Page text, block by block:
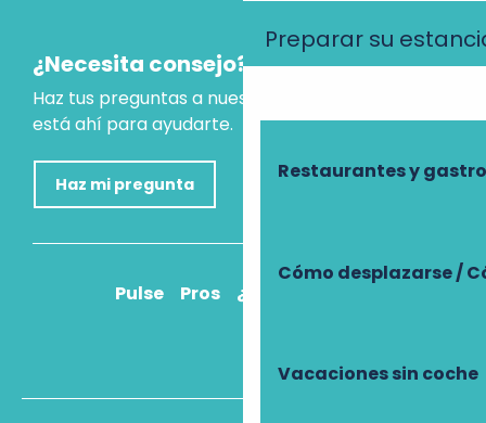
Preparar su
Restaurantes y
Cómo desplazarse /
Vacaciones sin coche
¿Necesita consejo?
Haz tus preguntas a nuestro asistente virtual, que
está ahí para ayudarte.
Haz mi pregunta
Pulse Pros ¿Cómo llegar?